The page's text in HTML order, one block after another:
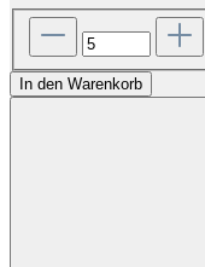
In den Warenkorb